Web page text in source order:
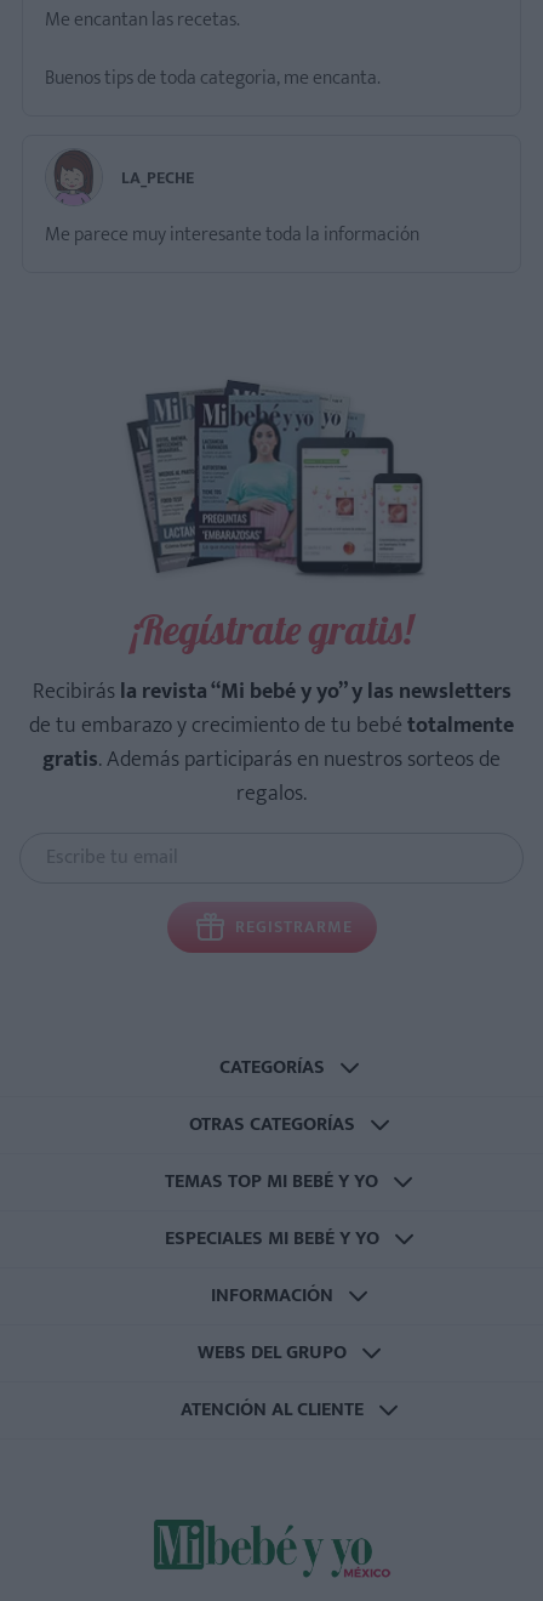
Me encantan las recetas.
Buenos tips de toda categoria, me encanta.
LA_PECHE
Me parece muy interesante toda la información
¡Regístrate gratis!
Recibirásla revista “Mi bebé y yo” y las newsletters
de tu embarazo y crecimiento de tu bebétotalmente
gratis. Además participarás en nuestros sorteos de
regalos.
REGISTRARME
CATEGORÍAS
OTRAS CATEGORÍAS
TEMAS TOP MI BEBÉ Y YO
ESPECIALES MI BEBÉ Y YO
INFORMACIÓN
WEBS DEL GRUPO
ATENCIÓN AL CLIENTE